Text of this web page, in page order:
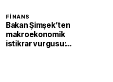
FINANS
Bakan Şimşek’ten
makroekonomik
istikrar vurgusu: